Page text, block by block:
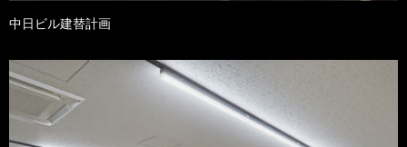
中日ビル建替計画